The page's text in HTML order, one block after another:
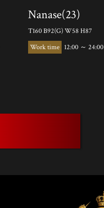
Nanase(23)
T160 B92(G) W58 H87
12:00 ～ 24:00